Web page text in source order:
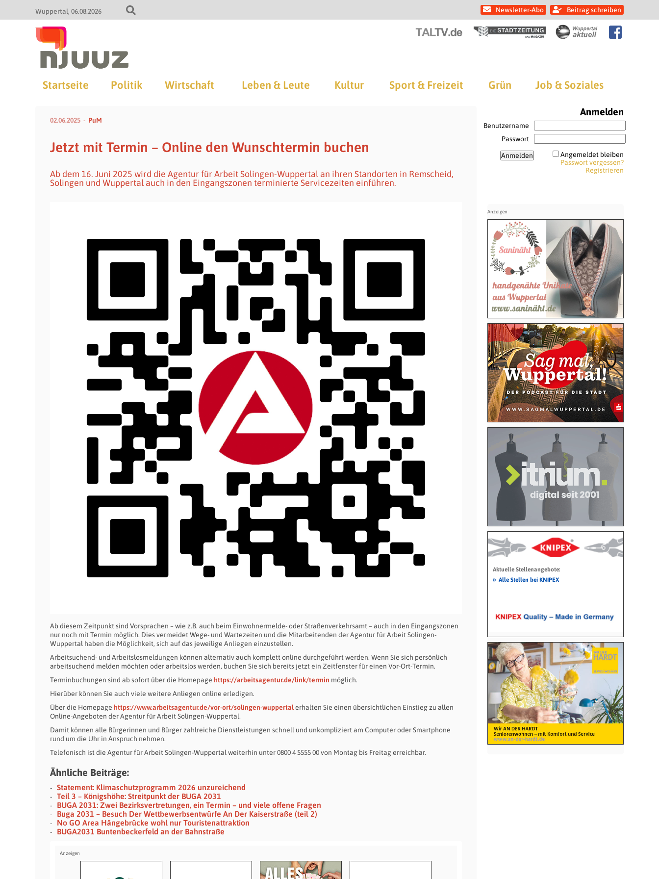
Wuppertal 06.08.2026 Newsletter-Abo Beitrag schreiben
Startseite Politik Wirtschaft Leben & Leute Kultur Sport & Freizeit Grün Job & Soziales
02.06.2025 PuM
Jetzt mit Termin – Online den Wunschtermin buchen
Ab dem 16. Juni 2025 wird die Agentur für Arbeit Solingen-Wuppertal an ihren Standorten in Remscheid,
Solingen und Wuppertal auch in den Eingangszonen terminierte Servicezeiten einführen.
Ab diesem Zeitpunkt sind Vorsprachen – wie z.B. auch beim Einwohnermelde- oder Straßenverkehrsamt – auch in den Eingangszonen
nur noch mit Termin möglich. Dies vermeidet Wege- und Wartezeiten und die Mitarbeitenden der Agentur für Arbeit Solingen-
Wuppertal haben die Möglichkeit, sich auf das jeweilige Anliegen einzustellen.
Arbeitsuchend- und Arbeitslosmeldungen können alternativ auch komplett online durchgeführt werden. Wenn Sie sich persönlich
arbeitsuchend melden möchten oder arbeitslos werden, buchen Sie sich bereits jetzt ein Zeitfenster für einen Vor-Ort-Termin.
Terminbuchungen sind ab sofort über die Homepage https://arbeitsagentur.de/link/termin möglich.
Hierüber können Sie auch viele weitere Anliegen online erledigen.
Über die Homepage https://www.arbeitsagentur.de/vor-ort/solingen-wuppertalerhalten Sie einen übersichtlichen Einstieg zu allen
Online-Angeboten der Agentur für Arbeit Solingen-Wuppertal.
Damit können alle Bürgerinnen und Bürger zahlreiche Dienstleistungen schnell und unkompliziert am Computer oder Smartphone
rund um die Uhr in Anspruch nehmen.
Telefonisch ist die Agentur für Arbeit Solingen-Wuppertal weiterhin unter 0800 4 5555 00 von Montag bis Freitag erreichbar.
Ähnliche Beiträge:
Statement: Klimaschutzprogramm 2026 unzureichend
Teil 3 – Königshöhe: Streitpunkt der BUGA 2031
BUGA 2031: Zwei Bezirksvertretungen, ein Termin – und viele offene Fragen
Buga 2031 – Besuch Der Wettbewerbsentwürfe An Der Kaiserstraße (teil 2)
No GO Area Hängebrücke wohl nur Touristenattraktion
BUGA2031 Buntenbeckerfeld an der Bahnstraße
Anmelden
Benutzername
Passwort
Angemeldet bleiben
Passwort vergessen?
Registrieren
Aktuelle Stellenangebote:
» Alle Stellen bei KNIPEX